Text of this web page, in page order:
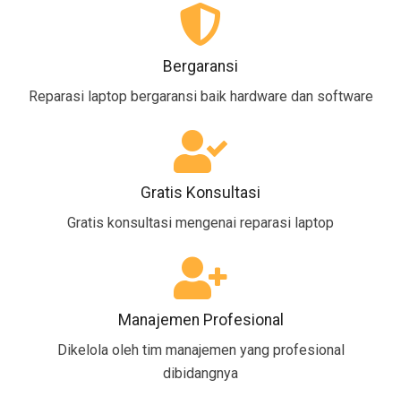
Bergaransi
Reparasi laptop bergaransi baik hardware dan software
Gratis Konsultasi
Gratis konsultasi mengenai reparasi laptop
Manajemen Profesional
Dikelola oleh tim manajemen yang profesional
dibidangnya